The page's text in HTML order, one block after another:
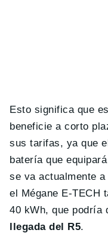
Esto significa que
beneficie a corto
sus tarifas, ya que
batería que
se va actualmente
el Mégane E-TECH
40 kWh, que podría
llegada del R5.